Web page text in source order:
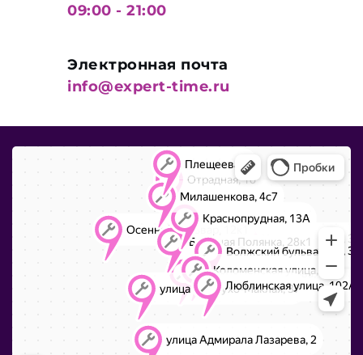
09:00 - 21:00
Электронная почта
info@expert-time.ru